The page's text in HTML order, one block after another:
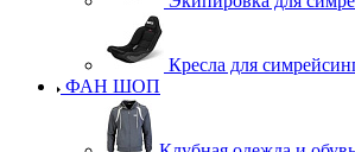
Кресла для
ФАН ШОП